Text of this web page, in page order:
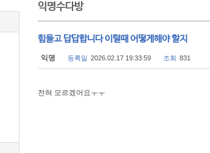
익명수다방
힘들고 답답합니다 이럴때 어떻게해야 할지
익명 등록일 2026.02.17 19:33:59 조회 831
전혀 모르겠어요ㅜㅜ